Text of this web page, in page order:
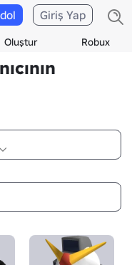
Oluştur Robux
Giriş Yap